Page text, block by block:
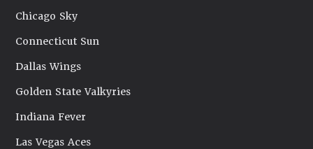
Chicago Sky
Connecticut Sun
Dallas Wings
Golden State Valkyries
Indiana Fever
Las Vegas Aces